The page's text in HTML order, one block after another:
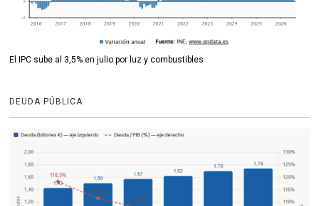
El IPC sube al 3,5% en julio por luz y combustibles
DEUDA PÚBLICA